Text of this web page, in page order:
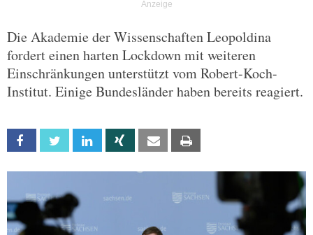
Die Akademie der Wissenschaften Leopoldina
fordert einen harten Lockdown mit weiteren
Einschränkungen unterstützt vom Robert-Koch-
Institut. Einige Bundesländer haben bereits reagiert.
Facebook Twitter Linkedin Xing Email